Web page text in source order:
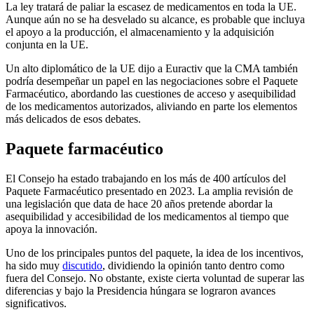
La ley tratará de paliar la escasez de medicamentos en toda la UE.
Aunque aún no se ha desvelado su alcance, es probable que incluya
el apoyo a la producción, el almacenamiento y la adquisición
conjunta en la UE.
Un alto diplomático de la UE dijo a Euractiv que la CMA también
podría desempeñar un papel en las negociaciones sobre el Paquete
Farmacéutico, abordando las cuestiones de acceso y asequibilidad
de los medicamentos autorizados, aliviando en parte los elementos
más delicados de esos debates.
Paquete farmacéutico
El Consejo ha estado trabajando en los más de 400 artículos del
Paquete Farmacéutico presentado en 2023. La amplia revisión de
una legislación que data de hace 20 años pretende abordar la
asequibilidad y accesibilidad de los medicamentos al tiempo que
apoya la innovación.
Uno de los principales puntos del paquete, la idea de los incentivos,
ha sido muy discutido, dividiendo la opinión tanto dentro como
fuera del Consejo. No obstante, existe cierta voluntad de superar las
diferencias y bajo la Presidencia húngara se lograron avances
significativos.